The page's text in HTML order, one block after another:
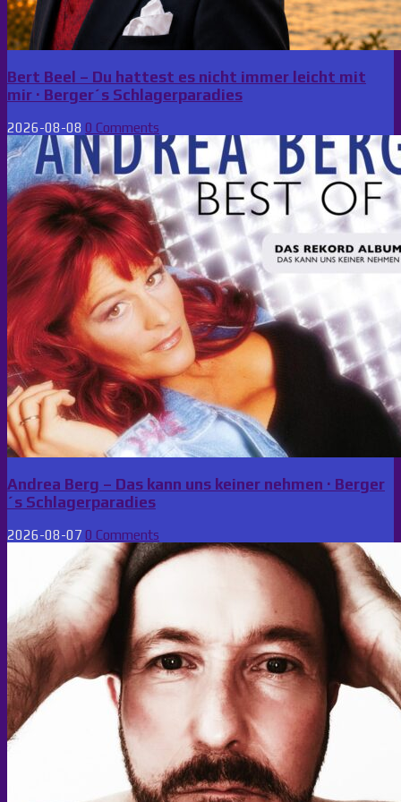
Bert Beel – Du hattest es nicht immer leicht mit
mir · Berger´s Schlagerparadies
2026-08-08 0 Comments
Andrea Berg – Das kann uns keiner nehmen · Berger
´s Schlagerparadies
2026-08-07 0 Comments